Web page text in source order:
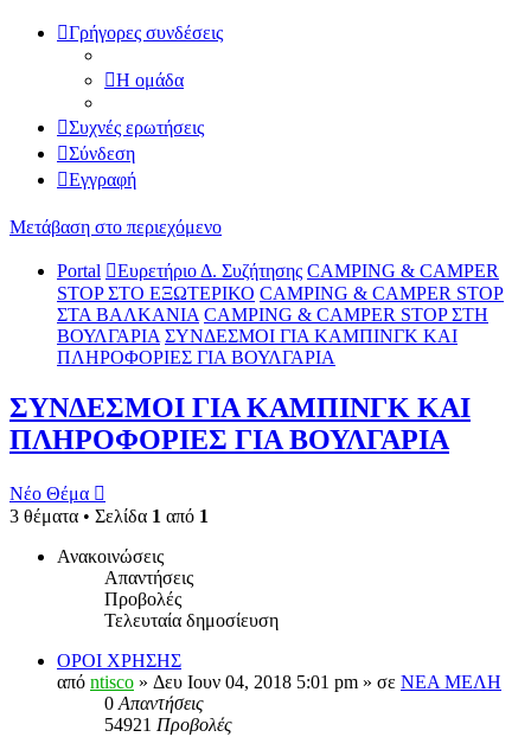
Γρήγορες συνδέσεις
Η ομάδα
Συχνές ερωτήσεις
Σύνδεση
Εγγραφή
Μετάβαση στο περιεχόμενο
Portal Ευρετήριο Δ. Συζήτησης CAMPING & CAMPER
STOP ΣΤΟ ΕΞΩΤΕΡΙΚΟ CAMPING & CAMPER STOP
ΣΤΑ ΒΑΛΚΑΝΙΑ CAMPING & CAMPER STOP ΣΤΗ
ΒΟΥΛΓΑΡΙΑ ΣΥΝΔΕΣΜΟΙ ΓΙΑ ΚΑΜΠΙΝΓΚ ΚΑΙ
ΠΛΗΡΟΦΟΡΙΕΣ ΓΙΑ ΒΟΥΛΓΑΡΙΑ
ΣΥΝΔΕΣΜΟΙ ΓΙΑ ΚΑΜΠΙΝΓΚ ΚΑΙ
ΠΛΗΡΟΦΟΡΙΕΣ ΓΙΑ ΒΟΥΛΓΑΡΙΑ
Νέο Θέμα
3 θέματα • Σελίδα 1 από 1
Ανακοινώσεις
Απαντήσεις
Προβολές
Τελευταία δημοσίευση
ΟΡΟΙ ΧΡΗΣΗΣ
από ntisco » Δευ Ιουν 04, 2018 5:01 pm » σε ΝΕΑ ΜΕΛΗ
0 Απαντήσεις
54921 Προβολές